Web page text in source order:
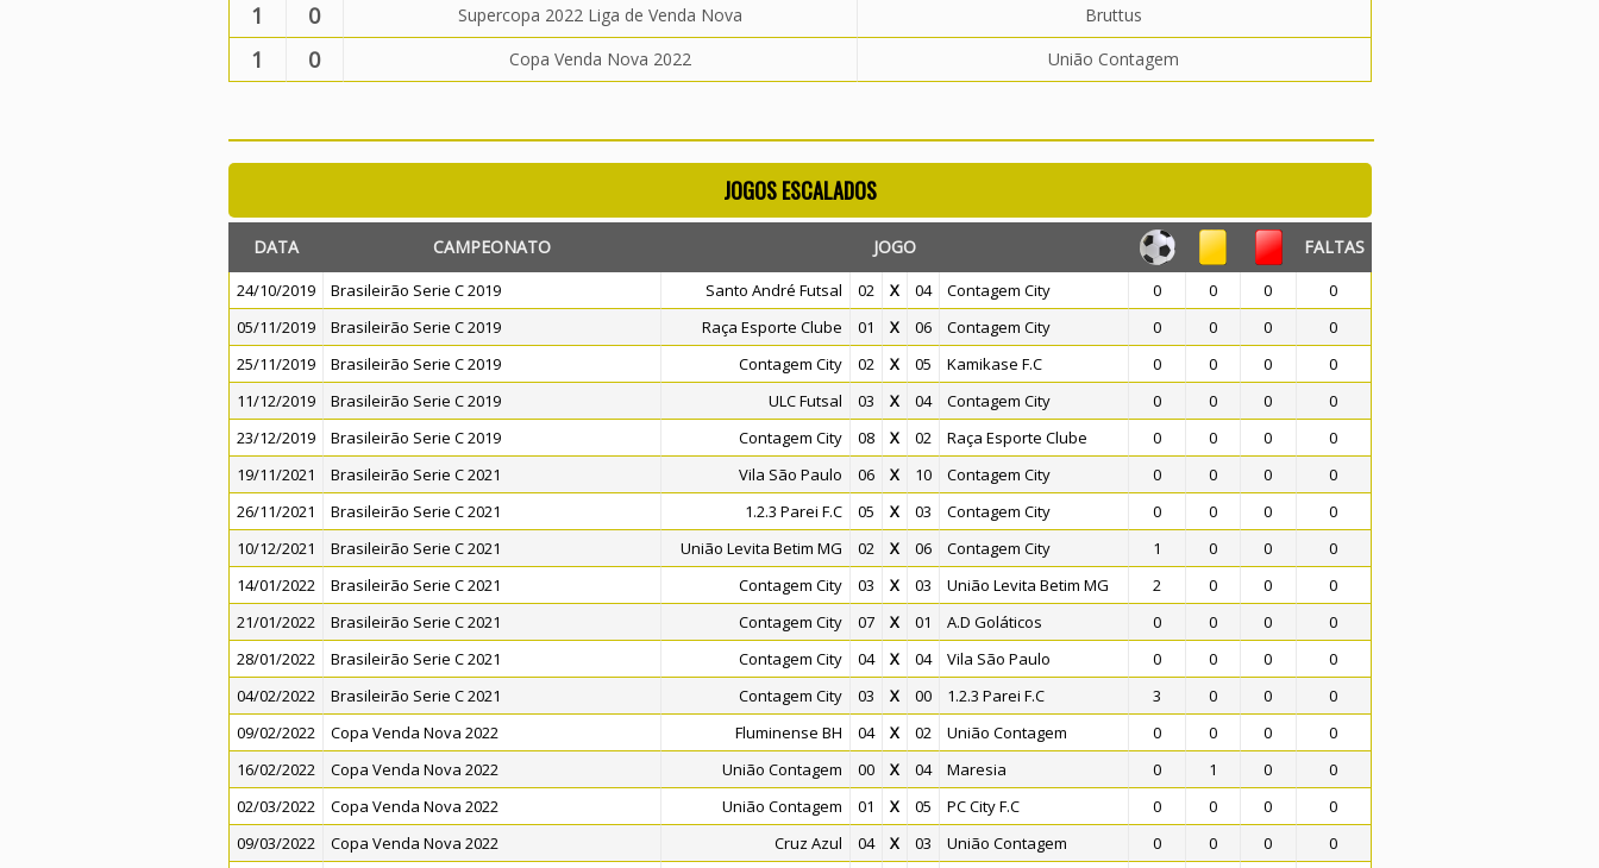
1 0 Supercopa 2022 Liga de Venda Nova Bruttus
1 0 Copa Venda Nova 2022 União Contagem
JOGOS ESCALADOS
DATA CAMPEONATO JOGO FALTAS
24/10/2019 Brasileirão Serie C 2019 Santo André Futsal 02 X 04 Contagem City 0 0 0
0
05/11/2019
Brasileirão Serie C 2019 Raça Esporte Clube 01 X 06 Contagem City 0 0 0
0
25/11/2019
Brasileirão Serie C 2019 Contagem City 02 X 05 Kamikase F.C 0 0 0
0
11/12/2019
Brasileirão Serie C 2019 ULC Futsal 03 X 04 Contagem City 0 0 0
0
23/12/2019
Brasileirão Serie C 2019 Contagem City 08 X 02 Raça Esporte Clube 0 0 0
0
19/11/2021
Brasileirão Serie C 2021 Vila São Paulo 06 X 10 Contagem City 0 0 0
0
26/11/2021
Brasileirão Serie C 2021 1.2.3 Parei F.C 05 X 03 Contagem City 0 0 0
0
10/12/2021
Brasileirão Serie C 2021 União Levita Betim MG 02 X 06 Contagem City 1 0 0
0
14/01/2022
Brasileirão Serie C 2021 Contagem City 03 X 03 União Levita Betim MG 2 0 0
0
21/01/2022
Brasileirão Serie C 2021 Contagem City 07 X 01 A.D Goláticos 0 0 0
0
28/01/2022
Brasileirão Serie C 2021 Contagem City 04 X 04 Vila São Paulo 0 0 0
0
04/02/2022
Brasileirão Serie C 2021 Contagem City 03 X 00 1.2.3 Parei F.C 3 0 0
0
09/02/2022
Copa Venda Nova 2022 Fluminense BH 04 X 02 União Contagem 0 0 0
0
16/02/2022
Copa Venda Nova 2022 União Contagem 00 X 04 Maresia 0 1 0
0
02/03/2022
Copa Venda Nova 2022 União Contagem 01 X 05 PC City F.C 0 0 0
0
09/03/2022
Copa Venda Nova 2022 Cruz Azul 04 X 03 União Contagem 0 0 0
0